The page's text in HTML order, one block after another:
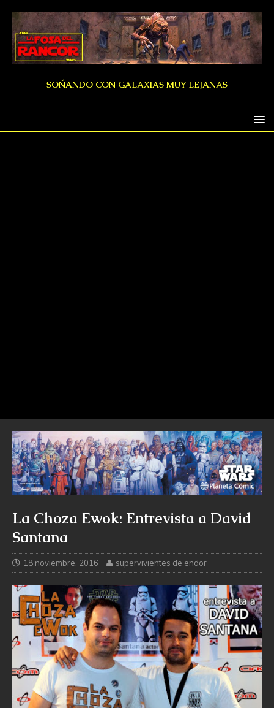
SOÑANDO CON GALAXIAS MUY LEJANAS
La Choza Ewok: Entrevista a David
Santana
18 noviembre, 2016 supervivientes de endor